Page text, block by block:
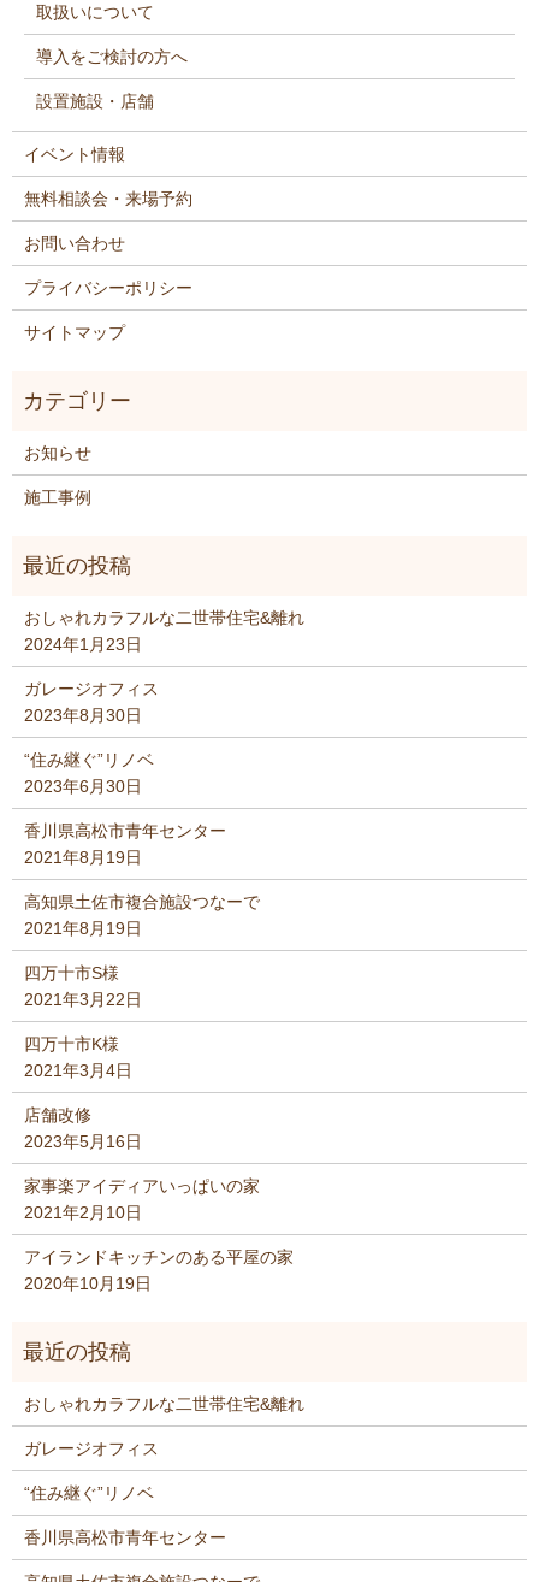
取扱いについて
導入をご検討の方へ
設置施設・店舗
イベント情報
無料相談会・来場予約
お問い合わせ
プライバシーポリシー
サイトマップ
お知らせ
施工事例
おしゃれカラフルな二世帯住宅&離れ
2024年1月23日
ガレージオフィス
2023年8月30日
“住み継ぐ”リノベ
2023年6月30日
香川県高松市青年センター
2021年8月19日
高知県土佐市複合施設つなーで
2021年8月19日
四万十市S様
2021年3月22日
四万十市K様
2021年3月4日
店舗改修
2023年5月16日
家事楽アイディアいっぱいの家
2021年2月10日
アイランドキッチンのある平屋の家
2020年10月19日
おしゃれカラフルな二世帯住宅&離れ
ガレージオフィス
“住み継ぐ”リノベ
香川県高松市青年センター